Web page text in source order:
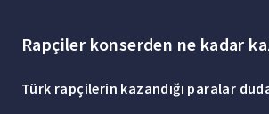
Rapçiler konserden ne kadar
Türk rapçilerin kazandığı paralar